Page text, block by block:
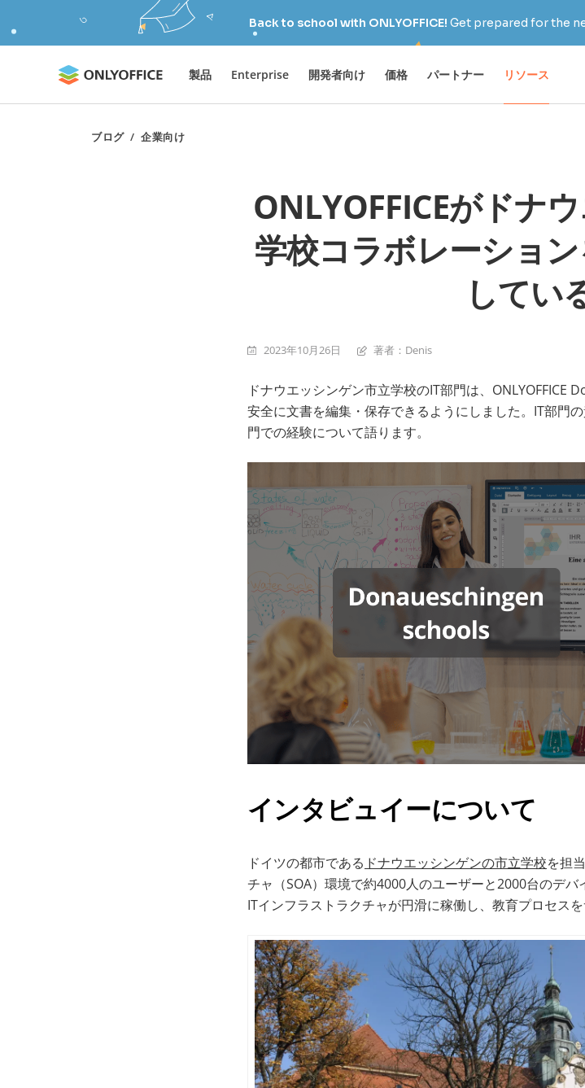
Back to school with ONLYOFFICE! Get prepared for the
製品 Enterprise 開発者向け 価格 パートナー リソース
ブログ/企業向け
ONLYOFFICEがドナ
学校コラボレーショ
してい
2023年10月26日 著者：Denis
ドナウエッシンゲン市立学校のIT部門は、
安全に文書を編集・保存できるようにしました。IT部門
門での経験について語ります。
インタビュイーについて
ドイツの都市である ドナウエッシンゲンの市立学校を担
チャ（SOA）環境で約4000人のユーザーと2000台のデ
ITインフラストラクチャが円滑に稼働し、教育プロセス